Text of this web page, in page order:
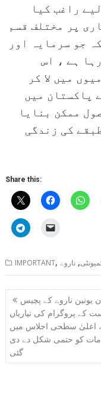
راغب کیا
پر مختلف قسم
جو سرمایہ اور
ہے ، اس
میں لا کر
پاکستان میں
ممکن بنایا
کی زندگی
Share this:
IMPORTANT, , ناروے
Post
navigation
یونین ناروے کے پچیس
کے پروگرام کی تیاریاں
اعلیٰ سطحی اجلاس میں
کو حتمی شکل دے دی
گئی